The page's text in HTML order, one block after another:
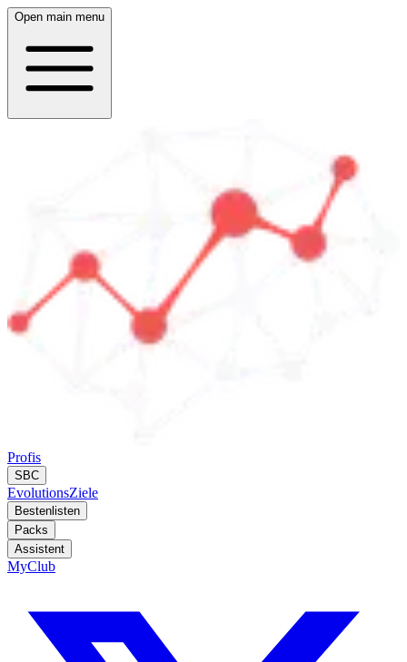
Open main menu
Profis
SBC
EvolutionsZiele
Bestenlisten
Packs
Assistent
MyClub